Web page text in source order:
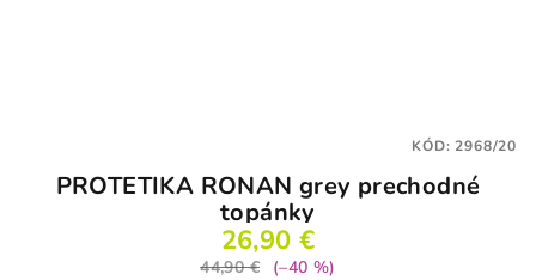
PROTETIKA RONAN grey prechodné
topánky
26,90 €
44,90 €
(–40 %)
KÓD:2968/20